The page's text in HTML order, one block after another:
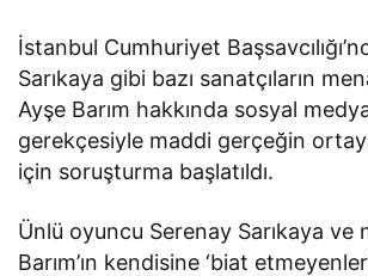
İstanbul Cumhuriyet
Sarıkaya gibi bazı sanatçıların
Ayşe Barım hakkında sosyal
gerekçesiyle maddi gerçeğin
için soruşturma başlatıldı.
Ünlü oyuncu Serenay Sarıkaya ve
Barım’ın kendisine ‘biat